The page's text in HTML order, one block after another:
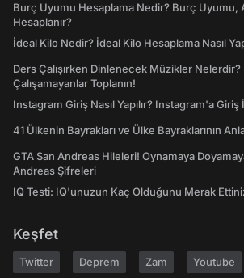
Burç Uyumu Hesaplama Nedir? Burç Uyumu,
Hesaplanır?
İdeal Kilo Nedir? İdeal Kilo Hesaplama Nasıl
Ders Çalışırken Dinlenecek Müzikler
Çalışamayanlar Toplanın!
Instagram Giriş Nasıl Yapılır? Instagram'a
41 Ülkenin Bayrakları ve Ülke Bayraklarının
GTA San Andreas Hileleri! Oynamaya
Andreas Şifreleri
IQ Testi: IQ'unuzun Kaç Olduğunu Merak
Keşfet
Twitter Deprem Zam Youtube